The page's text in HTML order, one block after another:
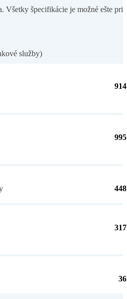
Všetky špecifikácie je možné ešte pri
služby)
914
995
448
317
36